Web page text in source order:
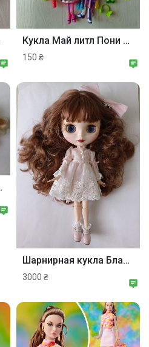
Кукла Май литл Пони 1 эквестрия герлз хасбро My little pony equestria girls hasbro.
150 ₴
Kitties Lanard.
Шарнирная кукла Блайз блайт бжд Blythe bjd tbl.
3000 ₴